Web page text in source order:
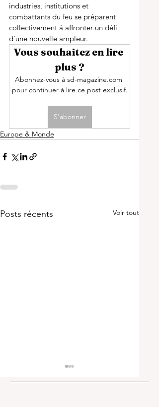
industries, institutions et
combattants du feu se préparent
collectivement à affronter un défi
d’une nouvelle ampleur.
Vous souhaitez en lire
plus ?
Abonnez-vous à sd-magazine.com
pour continuer à lire ce post exclusif.
S'abonner
Europe & Monde
Posts récents Voir tout